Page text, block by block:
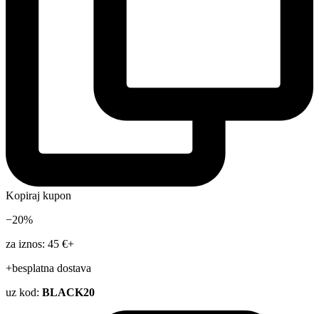
Kopiraj kupon
−20%
za iznos: 45 €+
+besplatna dostava
uz kod: BLACK20